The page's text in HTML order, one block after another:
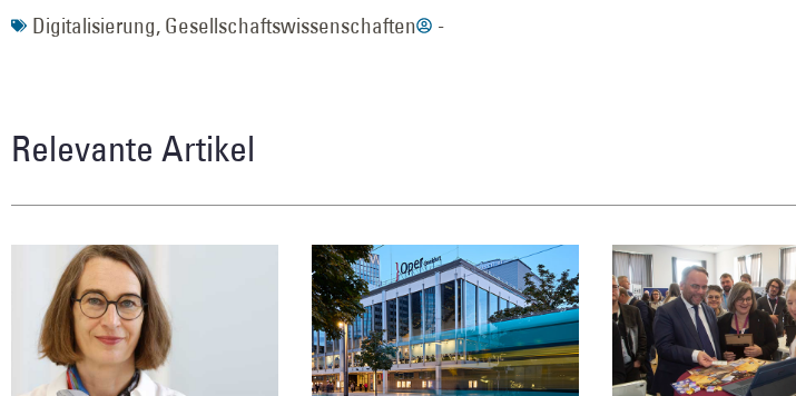
Digitalisierung, Gesellschaftswissenschaften -
Relevante Artikel